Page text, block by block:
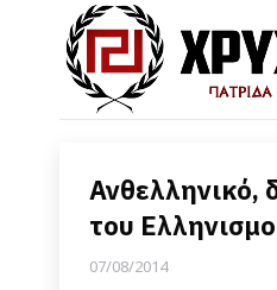
Ανθελληνικό,
του
07/08/2014